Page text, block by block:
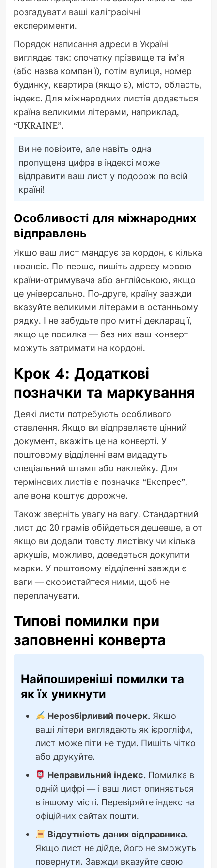
розгадувати ваші каліграфічні
експерименти.
Порядок написання адреси в Україні
виглядає так: спочатку прізвище та ім’я
(або назва компанії), потім вулиця, номер
будинку, квартира (якщо є), місто, область,
індекс. Для міжнародних листів додається
країна великими літерами, наприклад,
“UKRAINE”.
Ви не повірите, але навіть одна
пропущена цифра в індексі може
відправити ваш лист у подорож по всій
країні!
Особливості для міжнародних
відправлень
Якщо ваш лист мандрує за кордон, є кілька
нюансів. По-перше, пишіть адресу мовою
країни-отримувача або англійською, якщо
це універсально. По-друге, країну завжди
вказуйте великими літерами в останньому
рядку. І не забудьте про митні декларації,
якщо це посилка — без них ваш конверт
можуть затримати на кордоні.
Крок 4: Додаткові
позначки та маркування
Деякі листи потребують особливого
ставлення. Якщо ви відправляєте цінний
документ, вкажіть це на конверті. У
поштовому відділенні вам видадуть
спеціальний штамп або наклейку. Для
термінових листів є позначка “Експрес”,
але вона коштує дорожче.
Також зверніть увагу на вагу. Стандартний
лист до 20 грамів обійдеться дешевше, а от
якщо ви додали товсту листівку чи кілька
аркушів, можливо, доведеться докупити
марки. У поштовому відділенні завжди є
ваги — скористайтеся ними, щоб не
переплачувати.
Типові помилки при
заповненні конверта
Найпоширеніші помилки та
як їх уникнути
Нерозбірливий почерк. Якщо
ваші літери виглядають як ієрогліфи,
лист може піти не туди. Пишіть чітко
або друкуйте.
Неправильний індекс. Помилка в
одній цифрі — і ваш лист опиняється
в іншому місті. Перевіряйте індекс на
офіційних сайтах пошти.
Відсутність даних відправника.
Якщо лист не дійде, його не зможуть
повернути. Завжди вказуйте свою